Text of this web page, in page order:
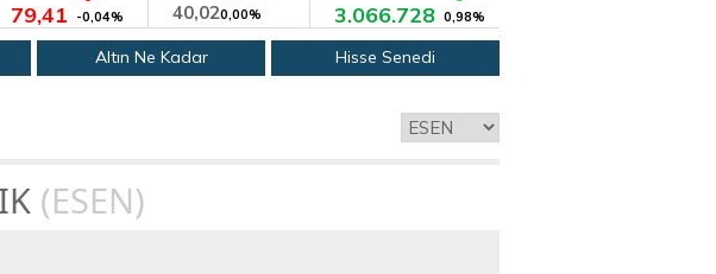
79,41 -0,04% 40,020,00% 3.066.728 0,98%
Altın Ne Kadar Hisse Senedi
(ESEN)